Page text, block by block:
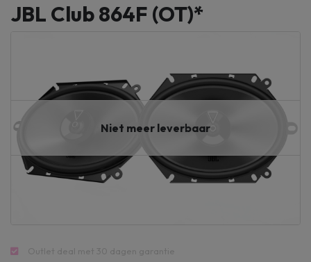
JBL Club 864F (OT)*
Niet meer leverbaar